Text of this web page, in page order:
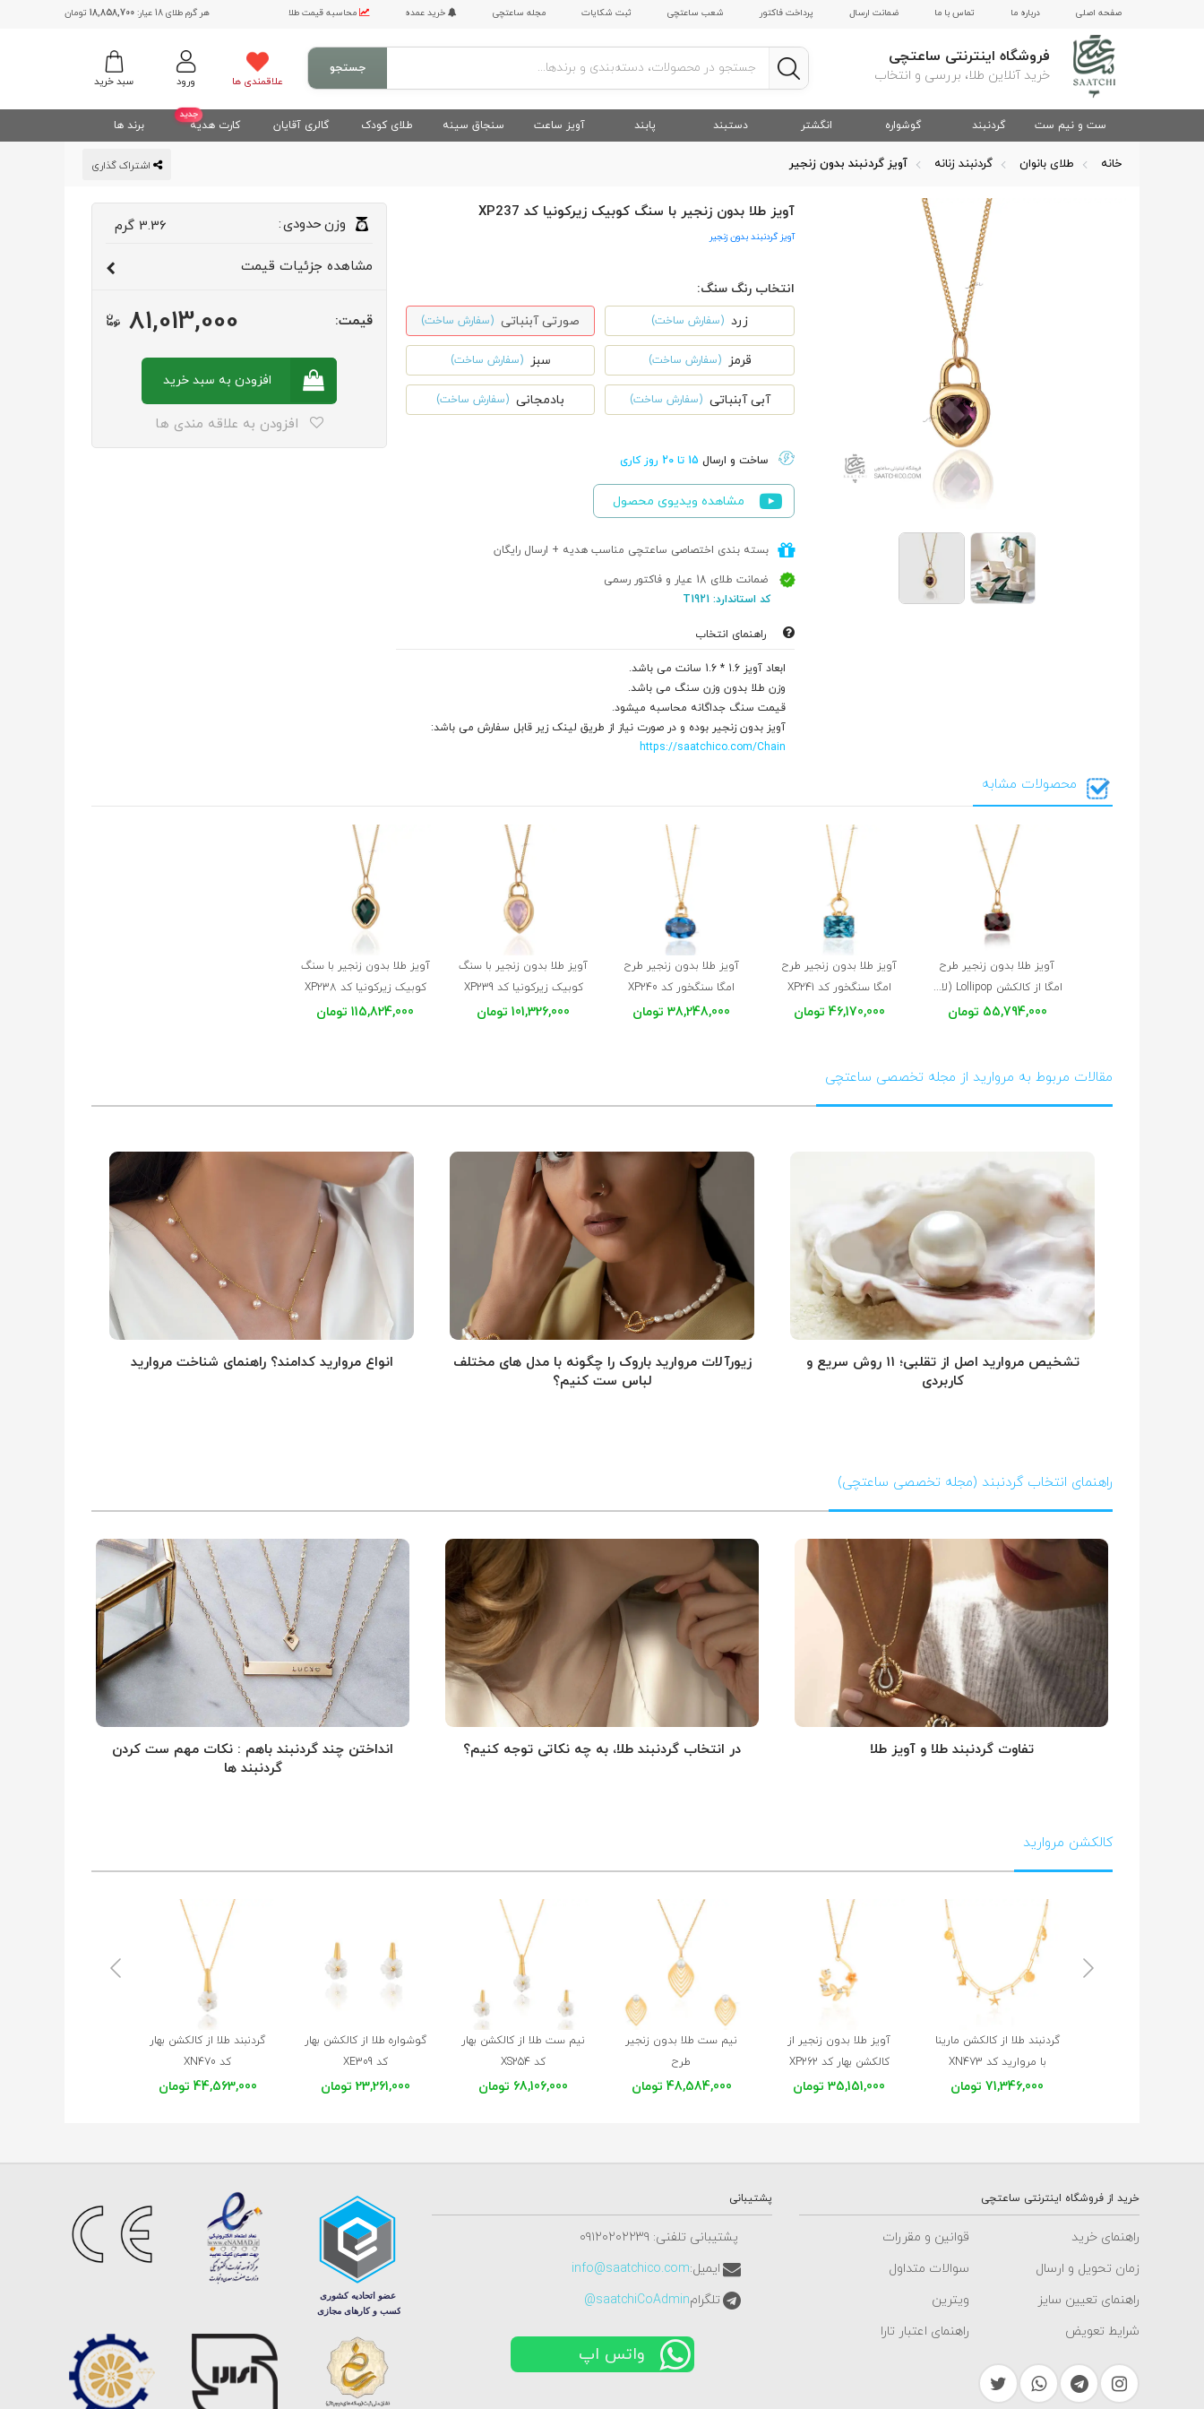
صفحه اصلی درباره ما تماس با ما ضمانت ارسال پرداخت فاکتور شعب ساعتچی ثبت شکایات مجله ساعتچی خرید عمده محاسبه قیمت طلا هر گرم طلای 18 عیار: 18,858,700 تومان
فروشگاه اینترنتی ساعتچی
خرید آنلاین طلا، بررسی و انتخاب سبد خرید ورود علاقمندی ها
جستجو
ست و نیم ست گردنبند گوشواره انگشتر دستبند پابند آویز ساعت سنجاق سینه طلای کودک گالری آقایان
جدید
کارت هدیه برند ها
خانه طلای بانوان گردنبند زنانه آویز گردنبند بدون زنجیر
آویز طلا بدون زنجیر با سنگ کوبیک زیرکونیا کد XP237
آویز گردنبند بدون زنجیر
انتخاب رنگ سنگ:
زرد (سفارش ساخت) صورتی آبنباتی (سفارش ساخت)
قرمز (سفارش ساخت) سبز (سفارش ساخت)
آبی آبنباتی (سفارش ساخت) بادمجانی (سفارش ساخت)
ساخت و ارسال 15 تا 20 روز کاری
مشاهده ویدیوی محصول
بسته بندی اختصاصی ساعتچی مناسب هدیه + ارسال رایگان
ضمانت طلای 18 عیار و فاکتور رسمی
کد استاندارد: T1921
راهنمای انتخاب
ابعاد آویز 1.6 * 1.6 سانت می باشد.
وزن طلا بدون وزن سنگ می باشد.
قیمت سنگ جداگانه محاسبه میشود.
آویز بدون زنجیر بوده و در صورت نیاز از طریق لینک زیر قابل سفارش می باشد:
https://saatchico.com/Chain
وزنحدودی:
3.36 گرم
مشاهده جزئیات قیمت
قیمت: 81,013,000
افزودن به سبدخرید
افزودن به علاقه مندی ها
محصولات مشابه
آویز طلا بدون زنجیر طرح
امگا از کالکشن Lollipop (لالیپاپ) کد XP242
55,794,000 تومان
آویز طلا بدون زنجیر طرح
امگا سنگخور کد XP241
46,170,000 تومان
آویز طلا بدون زنجیر طرح
امگا سنگخور کد XP240
38,248,000 تومان
آویز طلا بدون زنجیر با سنگ
کوبیک زیرکونیا کد XP239
101,326,000 تومان
آویز طلا بدون زنجیر با سنگ
کوبیک زیرکونیا کد XP238
115,824,000 تومان
مقالات مربوط به مروارید از مجله تخصصی ساعتچی
تشخیص مروارید اصل از تقلبی؛ ۱۱ روش سریع و
کاربردی
زیورآلات مروارید باروک را چگونه با مدل های مختلف
لباس ست کنیم؟
انواع مروارید کدامند؟ راهنمای شناخت مروارید
راهنمای انتخاب گردنبند (مجله تخصصی ساعتچی)
تفاوت گردنبند طلا و آویز طلا در انتخاب گردنبند طلا‌، به چه نکاتی توجه کنیم؟
انداختن چند گردنبند باهم : نکات مهم ست کردن
گردنبند ها
کالکشن مروارید
گردنبند طلا از کالکشن مارینا
با مروارید کد XN473
71,346,000 تومان
آویز طلا بدون زنجیر از
کالکشن بهار کد XP262
35,151,000 تومان
نیم ست طلا بدون زنجیر
طرح
برگ و مروارید کد XS255
48,584,000 تومان
نیم ست طلا از کالکشن بهار
کد XS254
68,106,000 تومان
گوشواره طلا از کالکشن بهار
کد XE309
23,261,000 تومان
گردنبند طلا از کالکشن بهار
کد XN470
44,563,000 تومان
خرید از فروشگاه اینترنتی ساعتچی
راهنمای خرید
قوانین و مقررات
زمان تحویل و ارسال
سوالات متداول
راهنمای تعیین سایز
ویترین
شرایط تعویض
راهنمای اعتبار تارا
پشتیبانی
پشتیبانی تلفنی: ٠٩١٢٠٢٠٢٢٣٩
ایمیل:info@saatchico.com
تلگرامsaatchiCoAdmin@
واتس اپ